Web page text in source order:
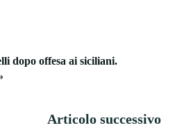
dopo offesa ai siciliani.
Articolo successivo